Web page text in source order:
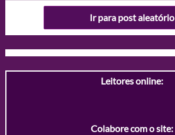
Ir para post aleatório
Leitores online:
Colabore com o site: